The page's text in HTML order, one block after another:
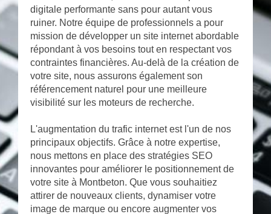
digitale performante sans pour autant vous
ruiner. Notre équipe de professionnels a pour
mission de développer un site internet abordable
répondant à vos besoins tout en respectant vos
contraintes financières. Au-delà de la création de
votre site, nous assurons également son
référencement naturel pour une meilleure
visibilité sur les moteurs de recherche.
L'augmentation du trafic internet est l'un de nos
principaux objectifs. Grâce à notre expertise,
nous mettons en place des stratégies SEO
innovantes pour améliorer le positionnement de
votre site à Montbeton. Que vous souhaitiez
attirer de nouveaux clients, dynamiser votre
image de marque ou encore augmenter vos